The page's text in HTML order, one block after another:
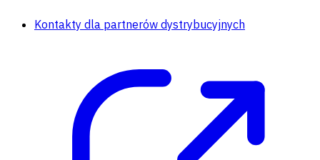
Kontakty dla partnerów dystrybucyjnych